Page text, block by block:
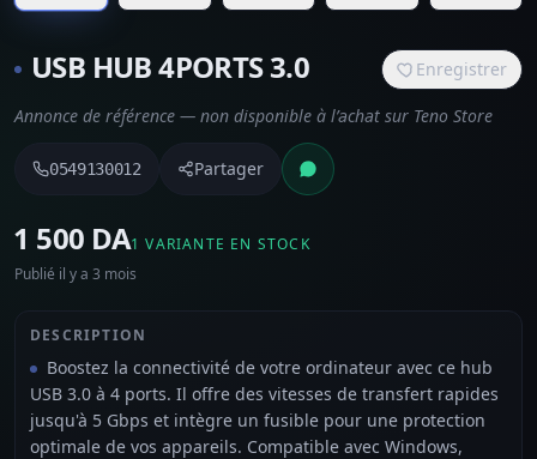
USB HUB 4PORTS 3.0 Enregistrer
Annonce de référence — non disponible à l’achat sur Teno Store
0549130012 Partager
⁦1 500 DA⁩1 VARIANTE EN STOCK
Publié il y a 3 mois
DESCRIPTION
Boostez la connectivité de votre ordinateur avec ce hub
USB 3.0 à 4 ports. Il offre des vitesses de transfert rapides
jusqu'à 5 Gbps et intègre un fusible pour une protection
optimale de vos appareils. Compatible avec Windows,